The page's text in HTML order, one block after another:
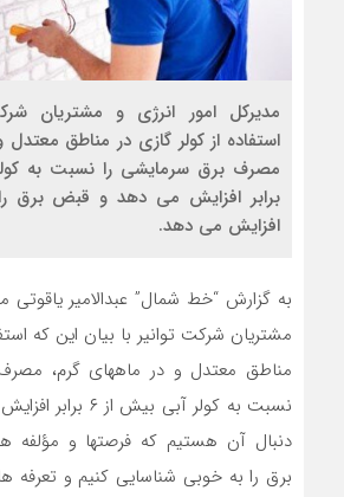
مدیرکل امور انرژی و مشتریان
استفاده از کولر گازی در مناطق
افزایش می دهد.
به گزارش “خط شمال” عبدالامیر یاقوتی
مشتریان شرکت توانیر با بیان این که
مناطق معتدل و در ماههای گرم،
نسبت به کولر آبی
دنبال آن هستیم که فرصتها و
برق را به خوبی شناسایی کنیم و تعرفه